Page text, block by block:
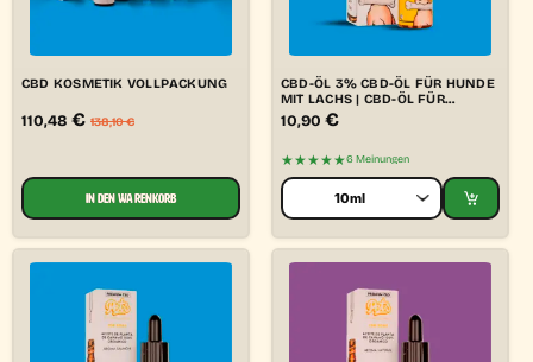
CBD KOSMETIK VOLLPACKUNG
110,48 € 138,10€
IN DEN WARENKORB
CBD-ÖL 3% CBD-ÖL FÜR HUNDE
MIT LACHS | CBD-ÖL FÜR
HAUSTIERE
10,90 €
★★★★★6 Meinungen